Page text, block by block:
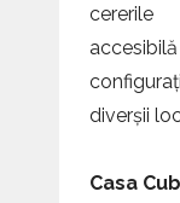
cererile
diverșii
Casa Cub